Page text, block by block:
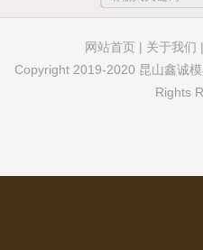
超镜面
...
网站首页 | 关于我们 |
Copyright 2019-2020 昆山鑫诚
Rights